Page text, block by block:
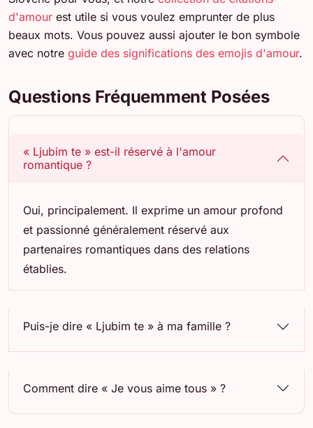
d'amour est utile si vous voulez emprunter de plus
beaux mots. Vous pouvez aussi ajouter le bon symbole
avec notre guide des significations des emojis d'amour.
Questions Fréquemment Posées
« Ljubim te » est-il réservé à l'amour
romantique ?
Oui, principalement. Il exprime un amour profond
et passionné généralement réservé aux
partenaires romantiques dans des relations
établies.
Puis-je dire « Ljubim te » à ma famille ?
Comment dire « Je vous aime tous » ?